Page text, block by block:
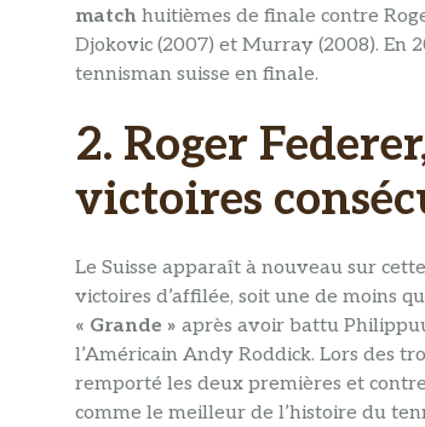
match huitièmes de finale contre
Djokovic (2007) et Murray (2008). En
tennisman suisse en finale.
2. Roger
victoires
Le Suisse apparaît à nouveau sur
victoires d’affilée, soit une de moins
« Grande » après avoir battu
l’Américain Andy Roddick. Lors des
remporté les deux premières et
comme le meilleur de l’histoire du